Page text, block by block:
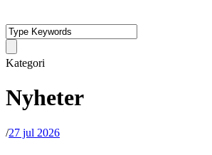
Kategori
Nyheter
/27 jul 2026